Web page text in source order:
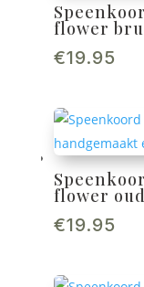
flower
€19.95
flower
€19.95